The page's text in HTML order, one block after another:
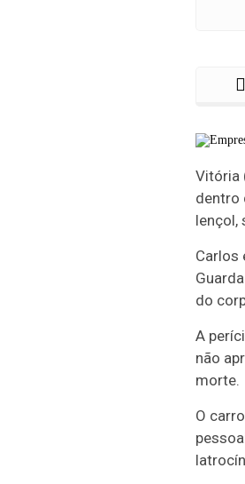
Vitória
dentro
lençol,
Carlos
do
A
não
morte.
O